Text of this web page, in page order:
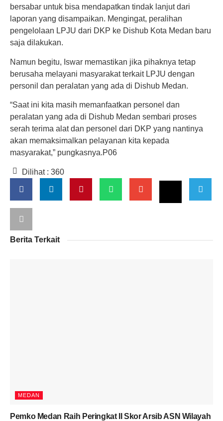
bersabar untuk bisa mendapatkan tindak lanjut dari
laporan yang disampaikan. Mengingat, peralihan
pengelolaan LPJU dari DKP ke Dishub Kota Medan baru
saja dilakukan.
Namun begitu, Iswar memastikan jika pihaknya tetap
berusaha melayani masyarakat terkait LPJU dengan
personil dan peralatan yang ada di Dishub Medan.
“Saat ini kita masih memanfaatkan personel dan
peralatan yang ada di Dishub Medan sembari proses
serah terima alat dan personel dari DKP yang nantinya
akan memaksimalkan pelayanan kita kepada
masyarakat,” pungkasnya.P06
Dilihat : 360
Berita Terkait
MEDAN
Pemko Medan Raih Peringkat II Skor Arsib ASN Wilayah